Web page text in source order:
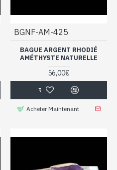
BGNF-AM-425
BAGUE ARGENT RHODIÉ
AMÉTHYSTE NATURELLE
56,00€
Acheter Maintenant